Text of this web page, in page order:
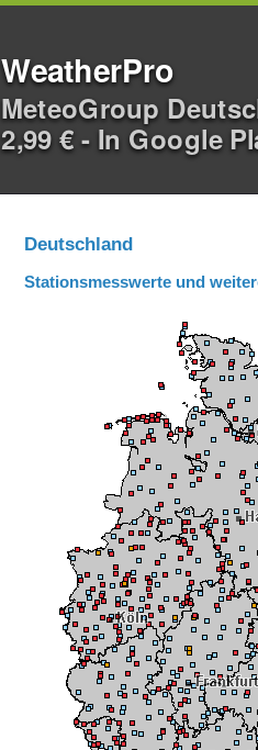
WeatherPro
MeteoGroup
2,99 € - In Google
Deutschland
Stationsmesswerte und